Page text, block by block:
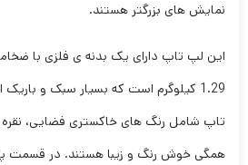
نمایش های بزرگتر هستند.
1.29 کیلوگرم است که بسیار سبک و
تاپ شامل رنگ های خاکستری فضایی،
همگی خوش رنگ و زیبا هستند. در قسمت